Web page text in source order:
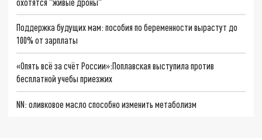
Поддержка будущих мам: пособия по беременности вырастут до
100% от зарплаты
«Опять всё за счёт России»:Поплавская выступила против
бесплатной учебы приезжих
NN: оливковое масло способно изменить метаболизм